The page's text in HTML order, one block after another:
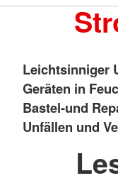
Leichtsinniger
Geräten in
Bastel-und
Unfällen und